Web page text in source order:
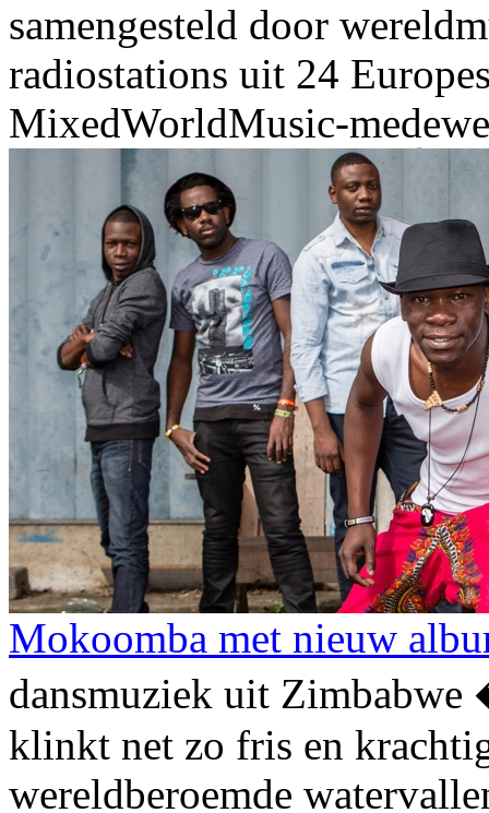
samengesteld door
radiostations uit 24
MixedWorldMusic-
Mokoomba met nieuw
dansmuziek uit
klinkt net zo fris en
wereldberoemde